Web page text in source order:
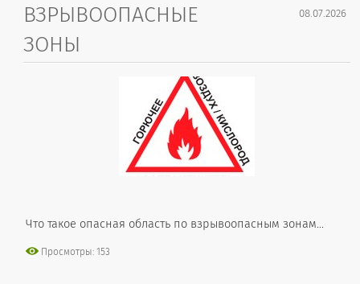
08.07.2026
ВЗРЫВООПАСНЫЕ
ЗОНЫ
Что такое опасная область по взрывоопасным зонам...
Просмотры: 153